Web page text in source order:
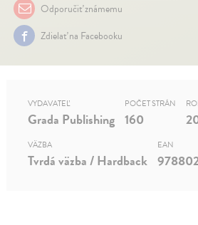
Odporučiť známemu
Zdielať na Facebooku
VYDAVATEĽ
Grada Publishing
POČET STRÁN
160
VÄZBA
Tvrdá väzba / Hardback
EAN